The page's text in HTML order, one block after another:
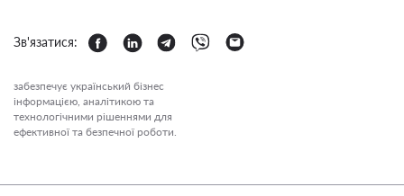
Зв'язатися:
забезпечує український бізнес
інформацією, аналітикою та
технологічними рішеннями для
ефективної та безпечної роботи.